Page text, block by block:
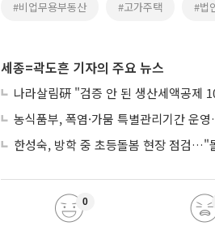
#비업무용부동산 #고가주택 #법
세종=곽도흔 기자의 주요 뉴스
나라살림硏 "검증 안 된 생산세액공제
농식품부, 폭염·가뭄 특별관리기간 운
한성숙, 방학 중 초등돌봄 현장 점검…"
0